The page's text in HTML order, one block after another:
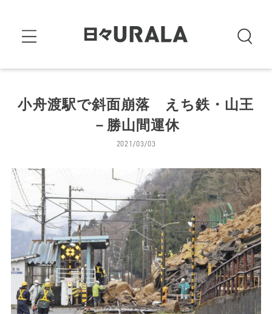
小舟渡駅で斜面崩落 えち鉄・山王
－勝山間運休
2021/03/03